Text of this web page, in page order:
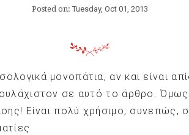
Posted on: Tuesday, Oct 01, 2013
μονοπάτια, αν και είναι
σε αυτό το άρθρο.
Είναι πολύ χρήσιμο, συνεπώς,